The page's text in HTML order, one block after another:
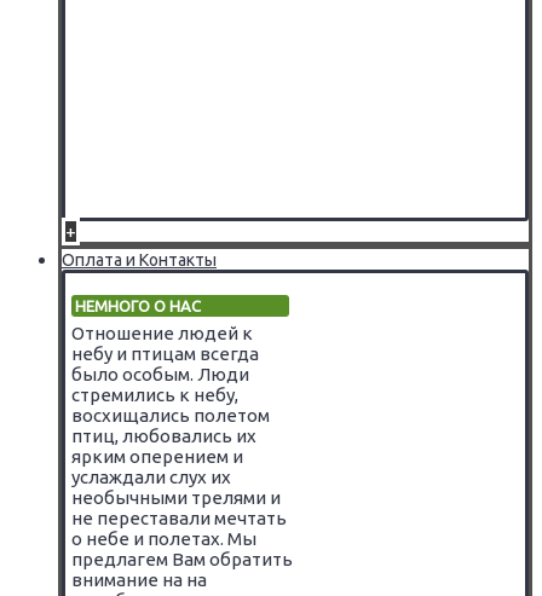
+
Оплата и Контакты
НЕМНОГО О НАС
Отношение людей к
небу и птицам всегда
было особым. Люди
стремились к небу,
восхищались полетом
птиц, любовались их
ярким оперением и
услаждали слух их
необычными трелями и
не переставали мечтать
о небе и полетах. Мы
предлагем Вам обратить
внимание на на